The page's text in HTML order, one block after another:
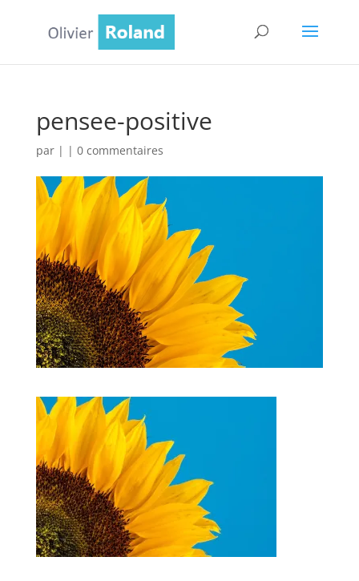
pensee-positive
par | | 0 commentaires